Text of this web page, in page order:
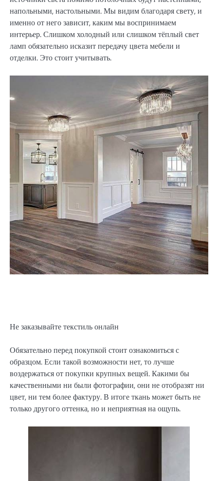
напольными, настольными. Мы видим благодаря свету, и
именно от него зависит, каким мы воспринимаем
интерьер. Слишком холодный или слишком тёплый свет
ламп обязательно исказит передачу цвета мебели и
отделки. Это стоит учитывать.
Не заказывайте текстиль онлайн
Обязательно перед покупкой стоит ознакомиться с
образцом. Если такой возможности нет, то лучше
воздержаться от покупки крупных вещей. Какими бы
качественными ни были фотографии, они не отобразят ни
цвет, ни тем более фактуру. В итоге ткань может быть не
только другого оттенка, но и неприятная на ощупь.